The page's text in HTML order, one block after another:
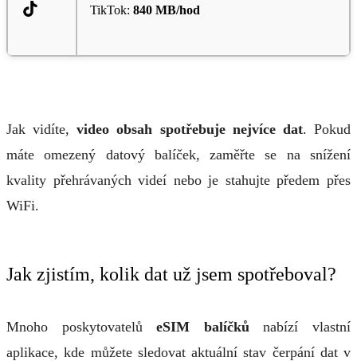
TikTok: 840 MB/hod
Jak vidíte,video obsah spotřebuje nejvíce dat. Pokud
máte omezený datový balíček, zaměřte se na snížení
kvality přehrávaných videí nebo je stahujte předem přes
WiFi.
Jak zjistím, kolik dat už jsem spotřeboval?
Mnoho poskytovatelůeSIM balíčků nabízí vlastní
aplikace, kde můžete sledovat aktuální stav čerpání dat v